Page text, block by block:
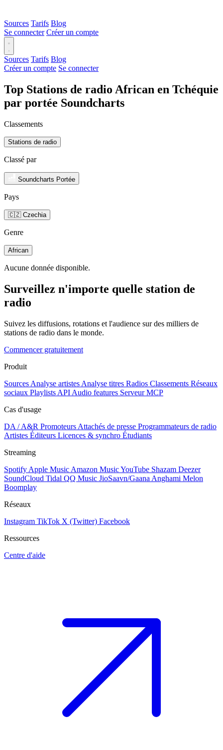
Sources Tarifs Blog
Se connecter Créer un compte
Sources Tarifs Blog
Créer un compte Se connecter
Top Stations de radio African en Tchéquie
par portée Soundcharts
Classements
Stations de radio
Classé par
Soundcharts Portée
Pays
🇨🇿 Czechia
Genre
African
Aucune donnée disponible.
Surveillez n'importe quelle station de
radio
Suivez les diffusions, rotations et l'audience sur des milliers de
stations de radio dans le monde.
Commencer gratuitement
Produit
Sources Analyse artistes Analyse titres Radios Classements Réseaux
sociaux Playlists API Audio features Serveur MCP
Cas d'usage
DA / A&R Promoteurs Attachés de presse Programmateurs de radio
Artistes Éditeurs Licences & synchro Étudiants
Streaming
Spotify Apple Music Amazon MusicYouTube Shazam Deezer
SoundCloud Tidal QQ Music JioSaavn/Gaana Anghami Melon
Boomplay
Réseaux
Instagram TikTok X (Twitter) Facebook
Ressources
Centre d'aide